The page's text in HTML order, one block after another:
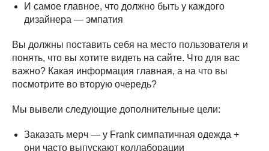
И самое главное, что должно быть у каждого
дизайнера — эмпатия
Вы должны поставить себя на место пользователя и
понять, что вы хотите видеть на сайте. Что для вас
важно? Какая информация главная, а на что вы
посмотрите во вторую очередь?
Мы вывели следующие дополнительные цели:
Заказать мерч — у Frank симпатичная одежда +
они часто выпускают коллаборации